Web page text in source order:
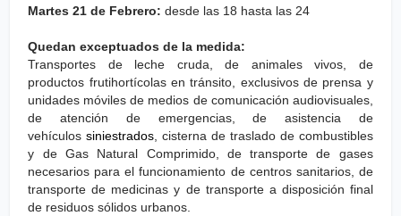
Martes 21 de Febrero:desde las 18 hasta las 24
Quedan exceptuados de la medida:
Transportes de leche cruda, de animales vivos, de
productos frutihortícolas en tránsito, exclusivos de prensa y
unidades móviles de medios de comunicación audiovisuales,
de atención de emergencias, de asistencia de
vehículossiniestrados, cisterna de traslado de combustibles
y de Gas Natural Comprimido, de transporte de gases
necesarios para el funcionamiento de centros sanitarios, de
transporte de medicinas y de transporte a disposición final
de residuos sólidos urbanos.